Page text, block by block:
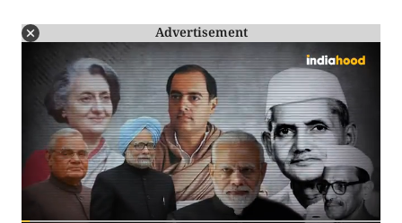
Advertisement